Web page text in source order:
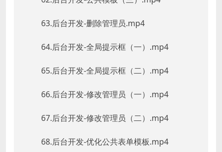
63.后台开发-删除管理员.mp4
64.后台开发-全局提示框（一）.mp4
65.后台开发-全局提示框（二）.mp4
66.后台开发-修改管理员（一）.mp4
67.后台开发-修改管理员（二）.mp4
68.后台开发-优化公共表单模板.mp4